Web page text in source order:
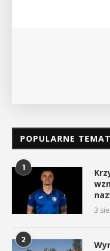
POPULARNE
1
3
2